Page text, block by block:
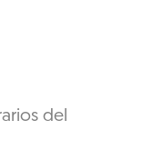
del